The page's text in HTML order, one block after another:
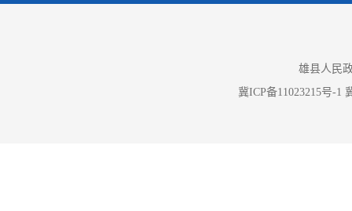
（五）
息主动公开
雄县人民
冀ICP备11023215号-1